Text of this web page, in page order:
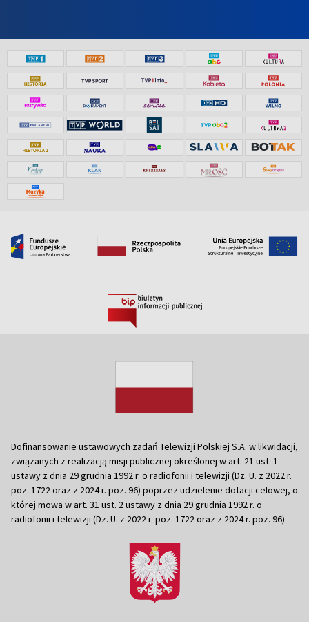
Dofinansowanie ustawowych zadań Telewizji Polskiej S.A. w likwidacji,
związanych z realizacją misji publicznej określonej w art. 21 ust. 1
ustawy z dnia 29 grudnia 1992 r. o radiofonii i telewizji (Dz. U. z 2022 r.
poz. 1722 oraz z 2024 r. poz. 96) poprzez udzielenie dotacji celowej, o
której mowa w art. 31 ust. 2 ustawy z dnia 29 grudnia 1992 r. o
radiofonii i telewizji (Dz. U. z 2022 r. poz. 1722 oraz z 2024 r. poz. 96)